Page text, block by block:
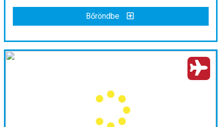
Bőröndbe
Bőröndbe
Hét nap alatt London körül
Város:London
Utazás módja:Busszal
leírás szerint
Szálláskategória:Program szerint